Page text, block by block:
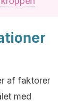
af faktorer
med